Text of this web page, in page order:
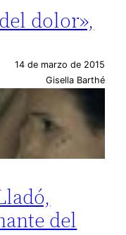
dolor»,
14 de marzo de 2015
Gisella Barthé
del